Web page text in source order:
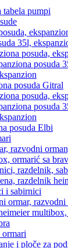
tabela pumpi
posuda Gitral
posuda Elbi
i sabirnici
i ploče za